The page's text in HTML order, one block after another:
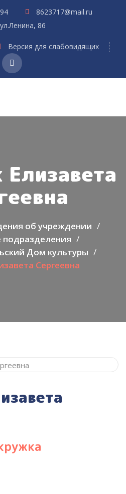
8623717@mail.ru
ул.Ленина, 86
Версия для слабовидящих
об учреждении
подразделения
Дом культуры
Сергеевна